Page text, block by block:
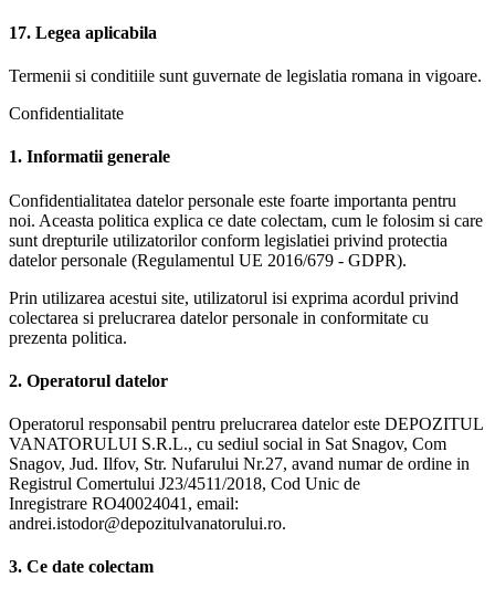
17. Legea aplicabila
Termenii si conditiile sunt guvernate de legislatia romana in vigoare.
Confidentialitate
1. Informatii generale
Confidentialitatea datelor personale este foarte importanta pentru
noi. Aceasta politica explica ce date colectam, cum le folosim si care
sunt drepturile utilizatorilor conform legislatiei privind protectia
datelor personale (Regulamentul UE 2016/679 - GDPR).
Prin utilizarea acestui site, utilizatorul isi exprima acordul privind
colectarea si prelucrarea datelor personale in conformitate cu
prezenta politica.
2. Operatorul datelor
Operatorul responsabil pentru prelucrarea datelor este DEPOZITUL
VANATORULUI S.R.L., cu sediul social in Sat Snagov, Com
Snagov, Jud. Ilfov, Str. Nufarului Nr.27, avand numar de ordine in
Registrul Comertului J23/4511/2018, Cod Unic de
Inregistrare RO40024041, email:
andrei.istodor@depozitulvanatorului.ro.
3. Ce date colectam